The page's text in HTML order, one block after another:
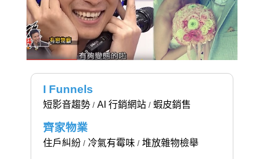
I Funnels
短影音趨勢/ AI 行銷網站/ 蝦皮銷售
齊家物業
住戶糾紛/ 冷氣有霉味/ 堆放雜物檢舉